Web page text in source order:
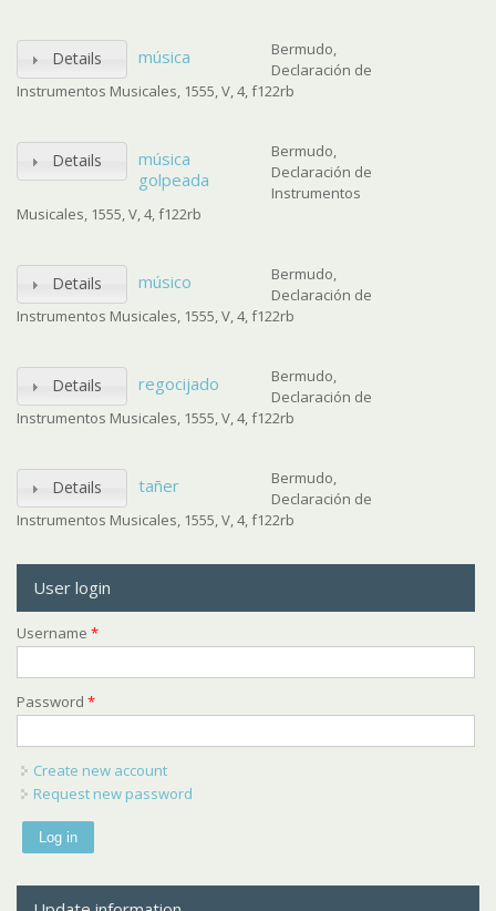
Details música
Bermudo,
Declaración de
Instrumentos Musicales, 1555, V, 4, f122rb
Details
música
golpeada
Bermudo,
Declaración de
Instrumentos
Musicales, 1555, V, 4, f122rb
Details músico
Bermudo,
Declaración de
Instrumentos Musicales, 1555, V, 4, f122rb
Details regocijado
Bermudo,
Declaración de
Instrumentos Musicales, 1555, V, 4, f122rb
Details tañer
Bermudo,
Declaración de
Instrumentos Musicales, 1555, V, 4, f122rb
User login
Username *
Password *
Create new account
Request new password